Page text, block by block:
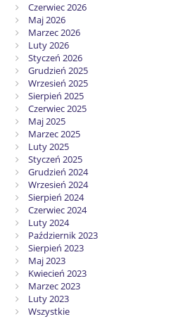
Czerwiec 2026
Maj 2026
Marzec 2026
Luty 2026
Styczeń 2026
Grudzień 2025
Wrzesień 2025
Sierpień 2025
Czerwiec 2025
Maj 2025
Marzec 2025
Luty 2025
Styczeń 2025
Grudzień 2024
Wrzesień 2024
Sierpień 2024
Czerwiec 2024
Luty 2024
Październik 2023
Sierpień 2023
Maj 2023
Kwiecień 2023
Marzec 2023
Luty 2023
Wszystkie